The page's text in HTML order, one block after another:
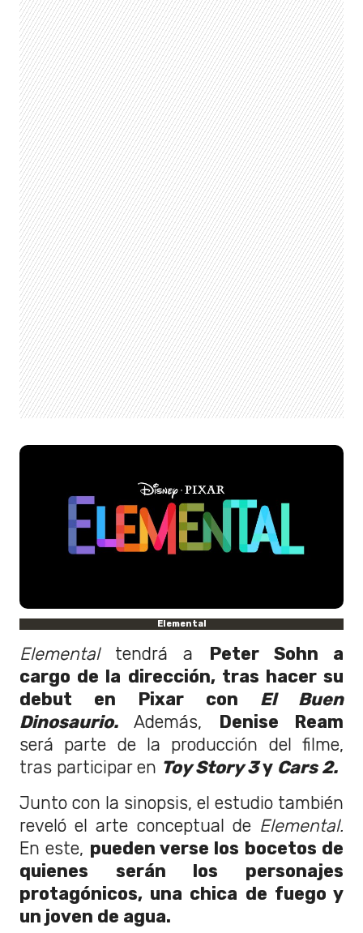
Elemental
Elemental tendrá a Peter Sohn a
cargo de la dirección, tras hacer su
debut en Pixar con El Buen
Dinosaurio.Además, Denise Ream
será parte de la producción del filme,
tras participar en Toy Story 3y Cars 2.
Junto con la sinopsis, el estudio también
reveló el arte conceptual de Elemental.
En este, pueden verse los bocetos de
quienes serán los personajes
protagónicos, una chica de fuego y
un joven de agua.